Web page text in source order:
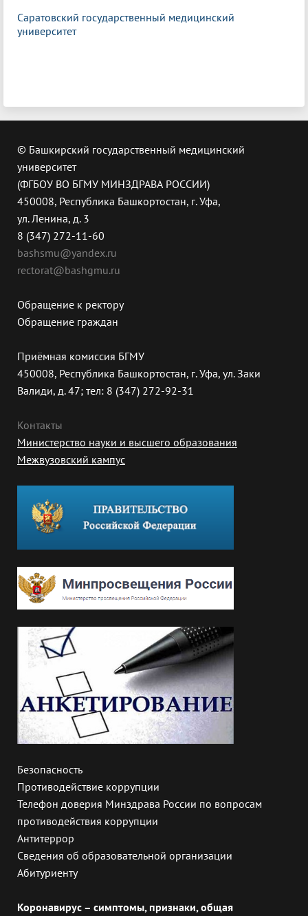
Саратовский государственный медицинский
университет
© Башкирский государственный медицинский
университет
(ФГБОУ ВО БГМУ МИНЗДРАВА РОССИИ)
450008, Республика Башкортостан, г. Уфа,
ул. Ленина, д. 3
8 (347) 272-11-60
bashsmu@yandex.ru
rectorat@bashgmu.ru
Обращение к ректору
Обращение граждан
Приёмная комиссия БГМУ
450008, Республика Башкортостан, г. Уфа, ул. Заки
Валиди, д. 47; тел: 8 (347) 272-92-31
Контакты
Министерство науки и высшего образования
Межвузовский кампус
Безопасность
Противодействие коррупции
Телефон доверия Минздрава России по вопросам
противодействия коррупции
Антитеррор
Сведения об образовательной организации
Абитуриенту
Коронавирус – симптомы, признаки, общая